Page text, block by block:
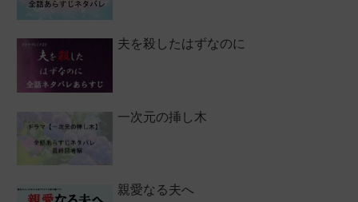
夫を殺したはずなのに
一次元の挿し木
親愛なる夫へ